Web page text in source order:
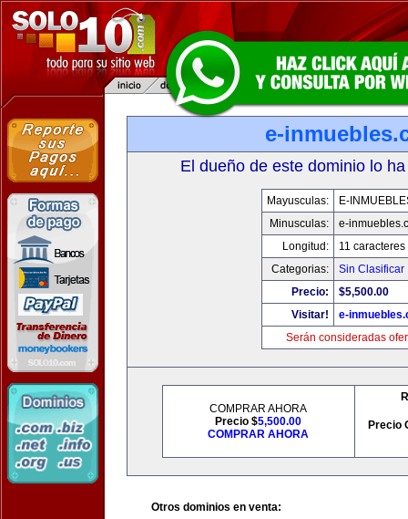
e-
El dueño de este dominio lo
Mayusculas:
E-
Minusculas:
e-
Longitud:
11 caracteres
Categorias:
Sin Clasificar
Precio:
$5,500.00
Visitar!
e-
Serán consideradas
COMPRAR AHORA
Precio $5,500.00
COMPRAR AHORA
Precio
Otros dominios en venta: